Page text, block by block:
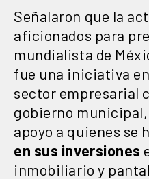
Señalaron que la
aficionados para
mundialista de
fue una iniciativa
sector empresarial
gobierno
apoyo a quienes se
en sus inversiones
inmobiliario y